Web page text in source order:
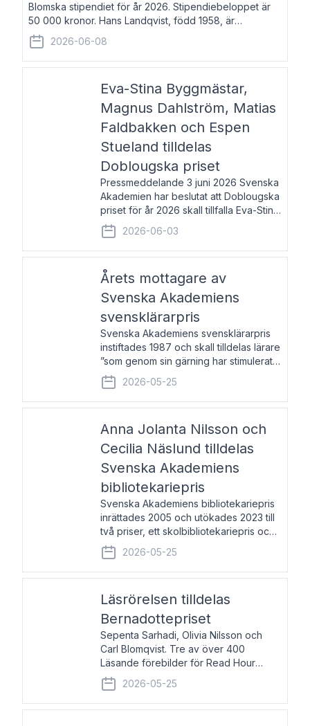
Blomska stipendiet för år 2026. Stipendiebeloppet är
50 000 kronor. Hans Landqvist, född 1958, är
professor i svenska vid Göteborgs universitet. Han
disputerade år 2000 på avhandlingen Författn
2026-06-08
Eva-Stina Byggmästar,
Magnus Dahlström, Matias
Faldbakken och Espen
Stueland tilldelas
Doblougska priset
Pressmeddelande 3 juni 2026 Svenska
Akademien har beslutat att Doblougska
priset för år 2026 skall tillfalla Eva-Stina
Byggmästar, Magnus Dahlström, Matias
Faldbakken samt Espen Stueland.
Prisbeloppet är 200 000 svenska
2026-06-03
Årets mottagare av
Svenska Akademiens
svensklärarpris
Svenska Akademiens svensklärarpris
instiftades 1987 och skall tilldelas lärare
”som genom sin gärning har stimulerat
intresset hos unga människor för
svenska språket och litteraturen”.
Prisutdelning och samtal med
2026-05-25
Anna Jolanta Nilsson och
Cecilia Näslund tilldelas
Svenska Akademiens
bibliotekariepris
Svenska Akademiens bibliotekariepris
inrättades 2005 och utökades 2023 till
två priser, ett skolbibliotekariepris och
ett folkbibliotekariepris. Priserna skall
tilldelas bibliotekarier vid svenska folk-
och skolbibliotek som gjort värdefull
2026-05-25
Läsrörelsen tilldelas
Bernadottepriset
Sepenta Sarhadi, Olivia Nilsson och
Carl Blomqvist. Tre av över 400
Läsande förebilder för Read Hour
Sverige. Foto: Michael Wall. Den ideella
föreningen Läsrörelsen tilldelas
Bernadottepriset 2026 för att den
2026-05-25